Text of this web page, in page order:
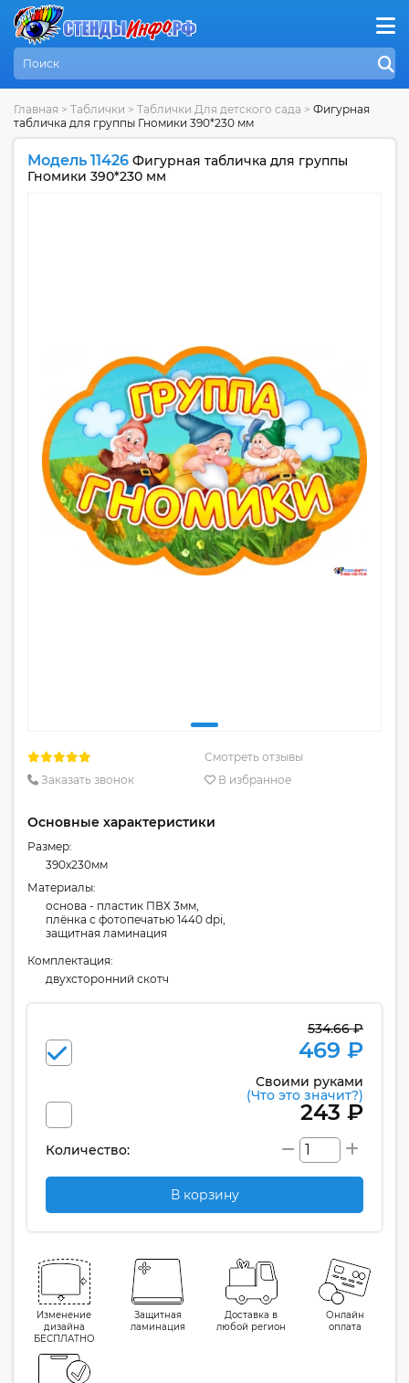
Главная > Таблички > Таблички Для детского сада > Фигурная
табличка для группы Гномики 390*230 мм
Модель 11426 Фигурная табличка для группы
Гномики 390*230 мм
Смотреть отзывы
Заказать звонок
В избранное
Основные характеристики
Размер:
390x230мм
Материалы:
основа - пластик ПВХ 3мм,
плёнка с фотопечатью 1440 dpi,
защитная ламинация
Комплектация:
двухсторонний скотч
534.66 ₽
469 ₽
Своими руками
(Что это значит?)
243 ₽
Количество:
В корзину
Изменение
дизайна
БЕСПЛАТНО
Защитная
ламинация
Доставка в
любой регион
Онлайн
оплата